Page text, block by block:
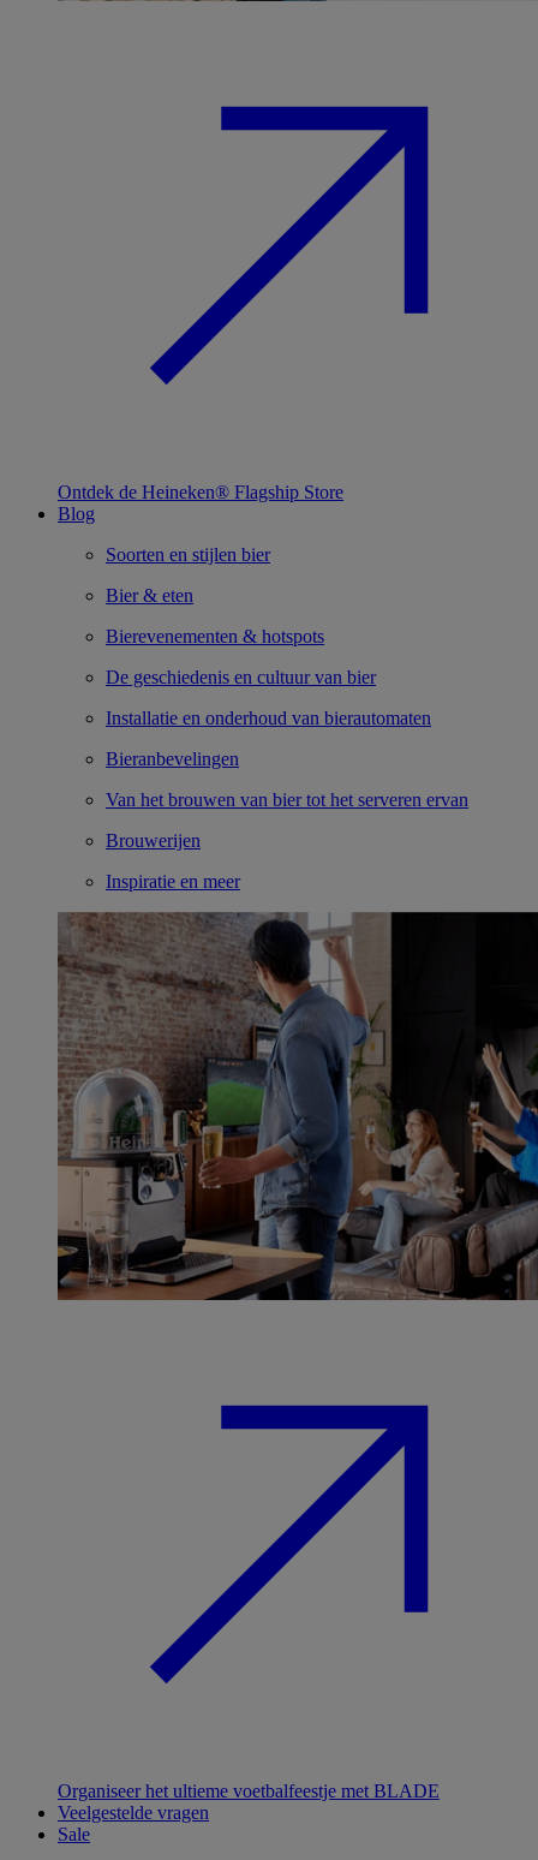
Ontdek de Heineken® Flagship Store
Blog
Soorten en stijlen bier
Bier & eten
Bierevenementen & hotspots
De geschiedenis en cultuur van bier
Installatie en onderhoud van bierautomaten
Bieranbevelingen
Van het brouwen van bier tot het serveren ervan
Brouwerijen
Inspiratie en meer
Organiseer het ultieme voetbalfeestje met BLADE
Veelgestelde vragen
Sale